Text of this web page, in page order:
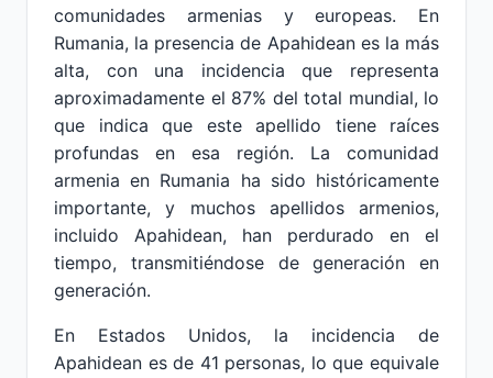
comunidades armenias y europeas. En
Rumania, la presencia de Apahidean es la más
alta, con una incidencia que representa
aproximadamente el 87% del total mundial, lo
que indica que este apellido tiene raíces
profundas en esa región. La comunidad
armenia en Rumania ha sido históricamente
importante, y muchos apellidos armenios,
incluido Apahidean, han perdurado en el
tiempo, transmitiéndose de generación en
generación.
En Estados Unidos, la incidencia de
Apahidean es de 41 personas, lo que equivale